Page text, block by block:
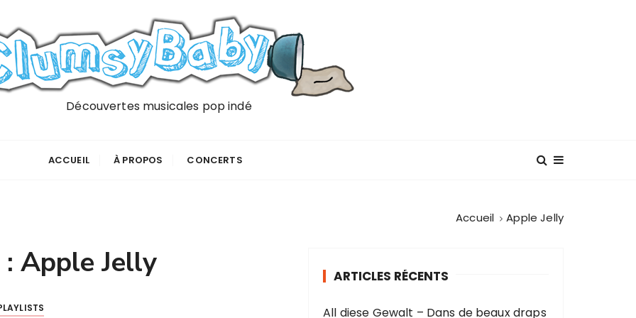
Découvertes musicales pop indé
ACCUEIL À PROPOS CONCERTS
Accueil Apple Jelly
Apple Jelly ARTICLES RÉCENTS
All diese Gewalt – Dans de beaux draps